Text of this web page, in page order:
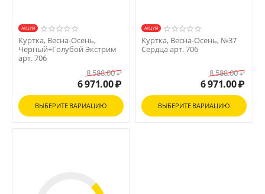
AКЦИЯ
Куртка, Весна-Осень,
Черный+Голубой Экстрим
арт. 706
8 588.00₽
6 971.00₽
ВЫБЕРИТЕ ВАРИАЦИЮ
AКЦИЯ
Куртка, Весна-Осень, №37
Сердца арт. 706
8 588.00₽
6 971.00₽
ВЫБЕРИТЕ ВАРИАЦИЮ